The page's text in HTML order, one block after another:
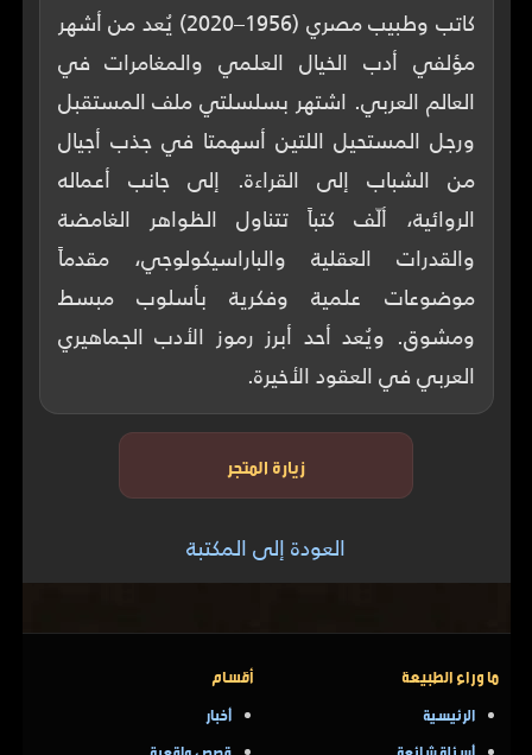
كاتب وطبيب مصري (1956–2020) يُعد من أشهر
مؤلفي أدب الخيال العلمي والمغامرات في
العالم العربي. اشتهر بسلسلتي ملف المستقبل
ورجل المستحيل اللتين أسهمتا في جذب أجيال
من الشباب إلى القراءة. إلى جانب أعماله
الروائية، ألّف كتباً تتناول الظواهر الغامضة
والقدرات العقلية والباراسيكولوجي، مقدماً
موضوعات علمية وفكرية بأسلوب مبسط
ومشوق. ويُعد أحد أبرز رموز الأدب الجماهيري
العربي في العقود الأخيرة.
زيارة المتجر
العودة إلى المكتبة
ما وراء الطبيعة
الرئيسية
أقسام
أخبار